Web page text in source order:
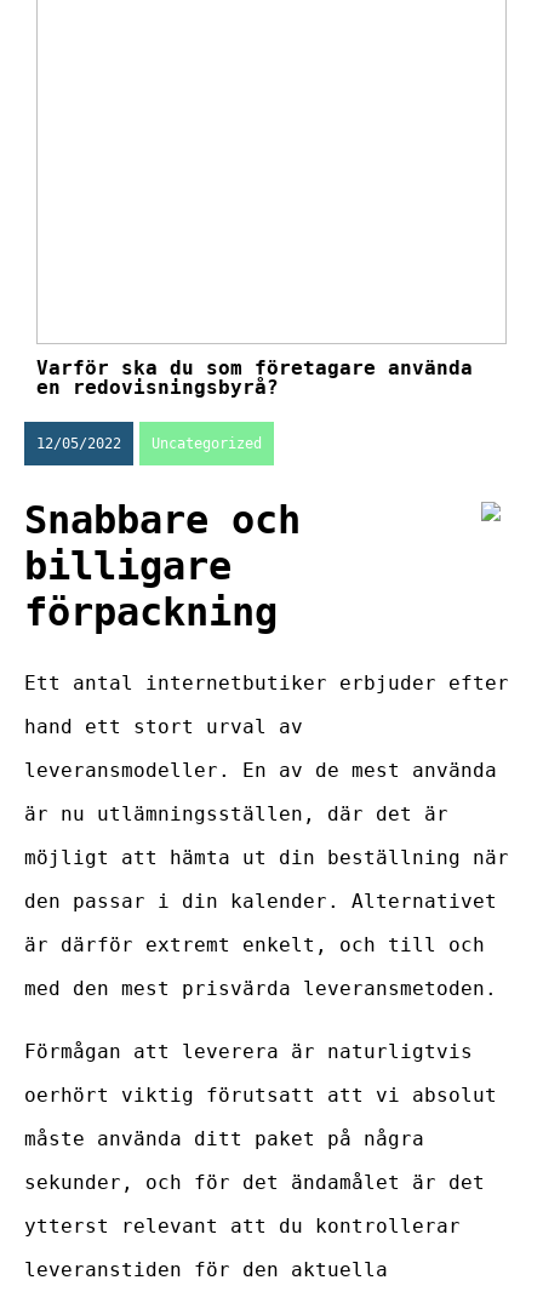
Varför ska du som företagare använda
en redovisningsbyrå?
12/05/2022 Uncategorized
Snabbare och
billigare
förpackning
Ett antal internetbutiker erbjuder efter
hand ett stort urval av
leveransmodeller. En av de mest använda
är nu utlämningsställen, där det är
möjligt att hämta ut din beställning när
den passar i din kalender. Alternativet
är därför extremt enkelt, och till och
med den mest prisvärda leveransmetoden.
Förmågan att leverera är naturligtvis
oerhört viktig förutsatt att vi absolut
måste använda ditt paket på några
sekunder, och för det ändamålet är det
ytterst relevant att du kontrollerar
leveranstiden för den aktuella